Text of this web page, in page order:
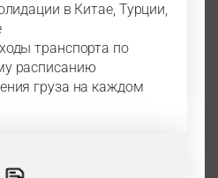
в Китае, Турции,
транспорта по
расписанию
груза на каждом